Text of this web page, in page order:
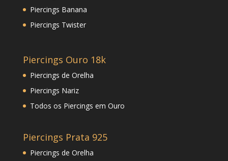
Piercings Banana
Piercings Twister
Piercings Ouro 18k
Piercings de Orelha
Piercings Nariz
Todos os Piercings em Ouro
Piercings Prata 925
Piercings de Orelha